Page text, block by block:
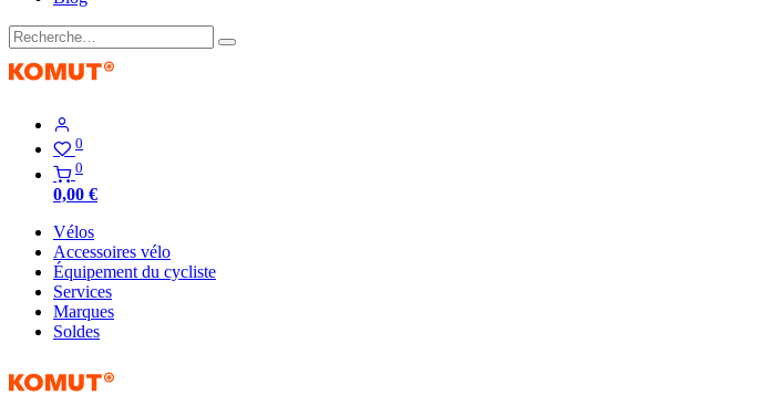
0
0
0,00 €
Vélos
Accessoires vélo
Équipement du cycliste
Services
Marques
Soldes